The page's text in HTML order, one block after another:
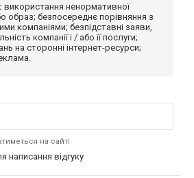
використання ненормативної
образ; безпосереднє порівняння з
компаніями; безпідставні заяви,
компанії і / або її послуги;
на сторонні інтернет-ресурси;
на сайті
написання відгуку